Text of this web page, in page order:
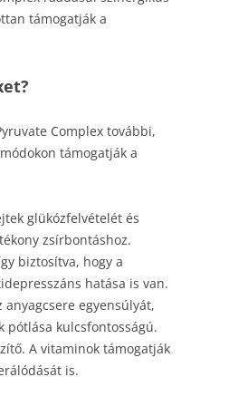
támogatják a
Complex további,
támogatják a
glükózfelvételét és
zsírbontáshoz.
biztosítva, hogy a
hatása is van.
anyagcsere egyensúlyát,
pótlása kulcsfontosságú.
A vitaminok támogatják
is.